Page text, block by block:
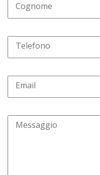
Cognome
Telefono
Email
Messaggio